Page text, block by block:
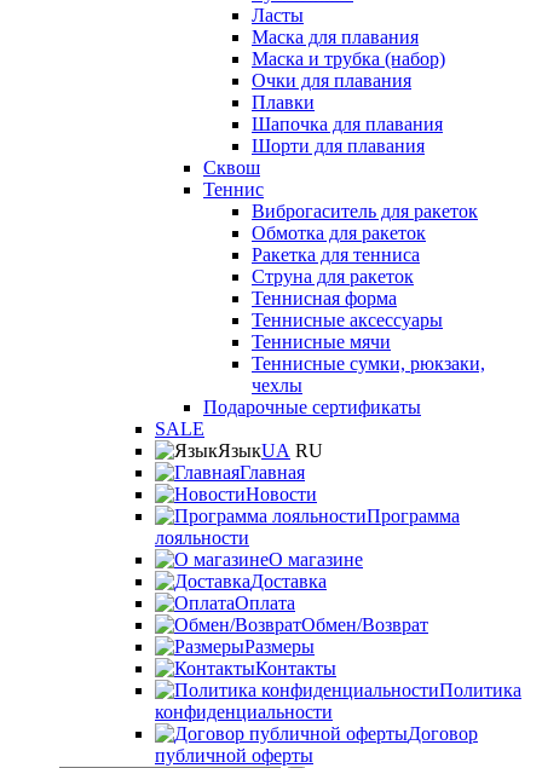
Ласты
Маска для плавания
Маска и трубка (набор)
Очки для плавания
Плавки
Шапочка для плавания
Шорти для плавания
Сквош
Теннис
Виброгаситель для ракеток
Обмотка для ракеток
Ракетка для тенниса
Струна для ракеток
Теннисная форма
Теннисные аксессуары
Теннисные мячи
Теннисные сумки, рюкзаки,
чехлы
Подарочные сертификаты
SALE
ЯзыкUA RU
Главная
Новости
Программа
лояльности
О магазине
Доставка
Оплата
Обмен/Возврат
Размеры
Контакты
Политика
конфиденциальности
Договор
публичной оферты